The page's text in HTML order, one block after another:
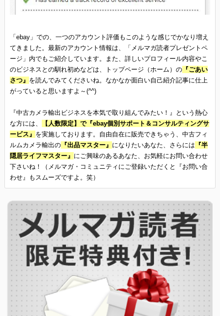
「ebay」での、一つのアカウント評価もこのような感じでかなり増え
てきました。最新のアカウント情報は、「メルマガ読者プレゼントペ
ージ」内でもご紹介しています。また、詳しいプロフィール内容やこ
のビジネスとの馴れ初めなどは、トップページ（ホーム）の『ごあい
さつ』 を読んでみてくださいね。なかなか面白い自己紹介記事に仕上
がっていると思いますよ～(^^)
『中古カメラ輸出ビジネスを本気で取り組んでみたい！』という熱心
な方には、
【人数限定】で『ebay個別サポート＆コンサルティングサ
ービス』 を実施しております。自由自在に販売できちゃう、中古フィ
ルムカメラ輸出の『出品マスター』 になりたいあなた、さらには 『半
隠居ライフマスター』 にご興味のあるあなた、お気軽にお問い合わせ
下さいね！（メルマガ・コミュニティにご登録いただくと『お問い合
わせ』もスムーズですよ。笑）